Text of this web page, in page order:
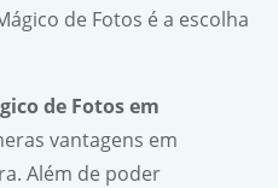
de Fotos é a escolha
de Fotos em
vantagens em
Além de poder